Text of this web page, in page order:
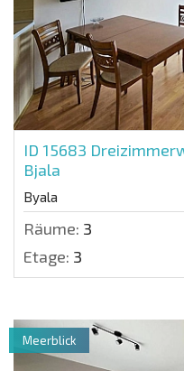
ID 15683
Bjala
Byala
Räume: 3
Etage: 3
Meerblick